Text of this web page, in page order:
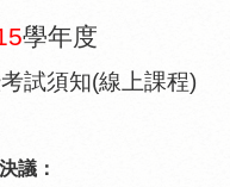
學年度
試須知(線上課程)
議：